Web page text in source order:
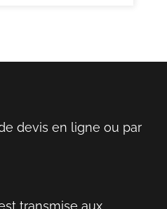
devis en ligne ou par
transmise aux